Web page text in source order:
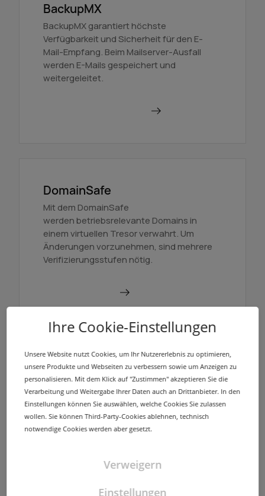
BackupMX
BackupMX garantiert höchste
Verfügbarkeit und Sicherheit für den E-
Mail-Empfang. Beim Mailserver-Ausfall
werden E-Mails gespeichert und
weitergeleitet.
DomainSafe
Mit dem DomainSafe
werden betriebsrelevante Domains in
einem virtuellen Tresor verwahrt. Um
Änderungen vorzunehmen, sind mehrere
Verifizierungsstufen nötig.
Nameserver
Ohne Zusatzkosten bieten wir zu jeder bei
InterNetX registrierten Domain eine
redundant ausgelegte Nameserver-
Infrastruktur mit mehreren Standorten.
Mehr erfahren
Ihre Cookie-Einstellungen
Unsere Website nutzt Cookies, um Ihr Nutzererlebnis zu optimieren,
unsere Produkte und Webseiten zu verbessern sowie um Anzeigen zu
personalisieren. Mit dem Klick auf "Zustimmen" akzeptieren Sie die
Verarbeitung und Weitergabe Ihrer Daten auch an Drittanbieter. In den
Einstellungen können Sie auswählen, welche Cookies Sie zulassen
wollen. Sie können Third-Party-Cookies ablehnen, technisch
notwendige Cookies werden aber gesetzt.
Verweigern
Einstellungen